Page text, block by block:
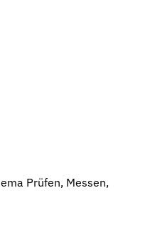
Prüfen, Messen,